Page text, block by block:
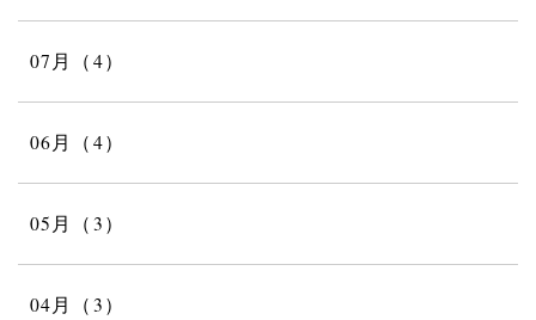
07月（4）
06月（4）
05月（3）
04月（3）